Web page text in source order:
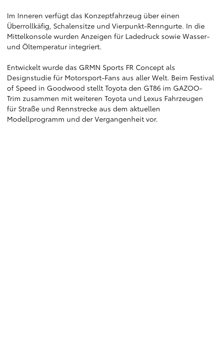
Im Inneren verfügt das Konzeptfahrzeug über einen
Überrollkäfig, Schalensitze und Vierpunkt-Renngurte. In die
Mittelkonsole wurden Anzeigen für Ladedruck sowie Wasser-
und Öltemperatur integriert.
Entwickelt wurde das GRMN Sports FR Concept als
Designstudie für Motorsport-Fans aus aller Welt. Beim Festival
of Speed in Goodwood stellt Toyota den GT86 im GAZOO-
Trim zusammen mit weiteren Toyota und Lexus Fahrzeugen
für Straße und Rennstrecke aus dem aktuellen
Modellprogramm und der Vergangenheit vor.